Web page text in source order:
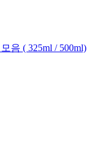
음 ( 325ml / 500ml)